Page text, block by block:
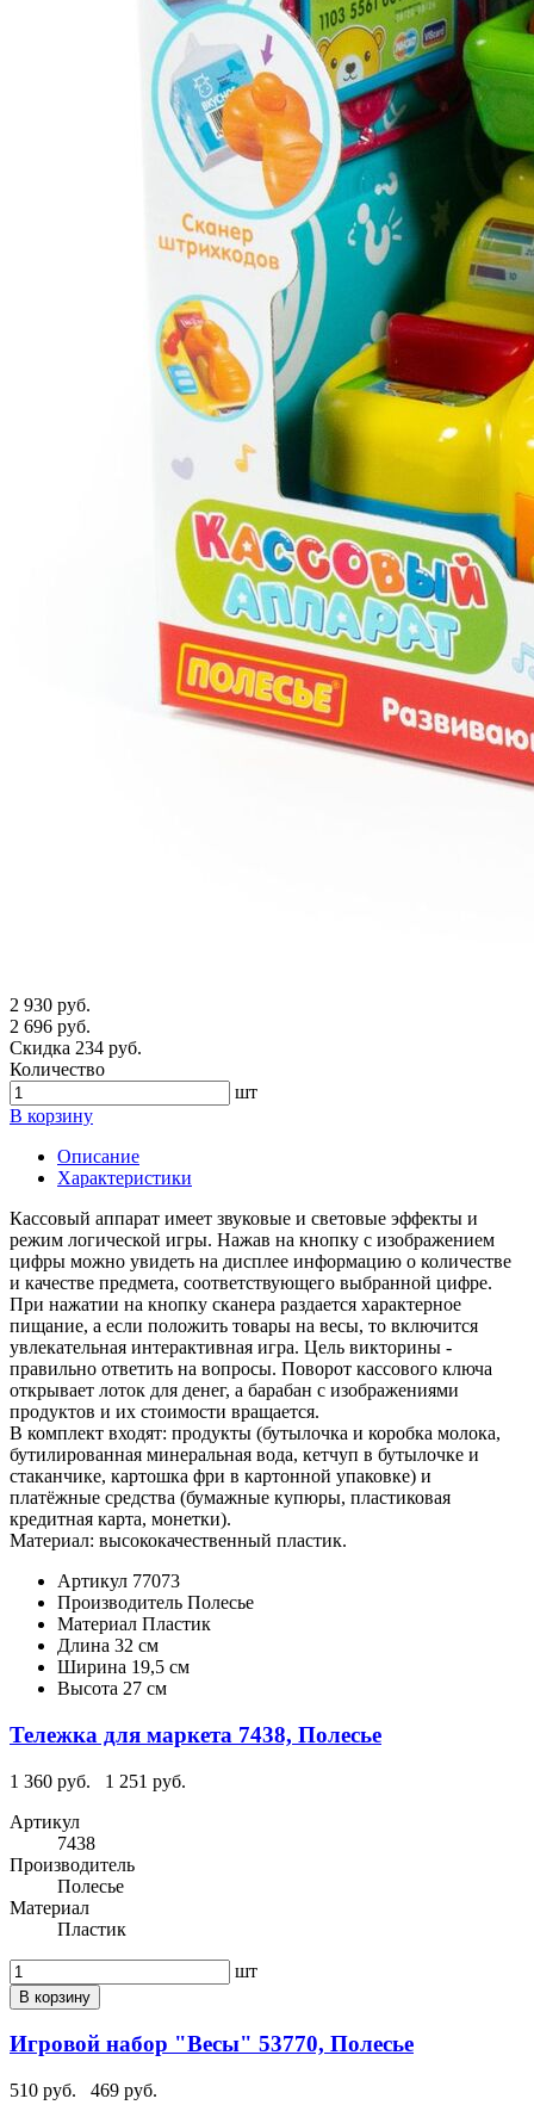
2 930 руб.
2 696 руб.
Скидка 234 руб.
Количество
шт
В корзину
Описание
Характеристики
Кассовый аппарат имеет звуковые и световые эффекты и
режим логической игры. Нажав на кнопку с изображением
цифры можно увидеть на дисплее информацию о количестве
и качестве предмета, соответствующего выбранной цифре.
При нажатии на кнопку сканера раздается характерное
пищание, а если положить товары на весы, то включится
увлекательная интерактивная игра. Цель викторины -
правильно ответить на вопросы. Поворот кассового ключа
открывает лоток для денег, а барабан с изображениями
продуктов и их стоимости вращается.
В комплект входят: продукты (бутылочка и коробка молока,
бутилированная минеральная вода, кетчуп в бутылочке и
стаканчике, картошка фри в картонной упаковке) и
платёжные средства (бумажные купюры, пластиковая
кредитная карта, монетки).
Материал: высококачественный пластик.
Артикул 77073
Производитель Полесье
Материал Пластик
Длина 32 см
Ширина 19,5 см
Высота 27 см
Тележка для маркета 7438, Полесье
1 360 руб.
1 251 руб.
Артикул
7438
Производитель
Полесье
Материал
Пластик
шт
В корзину
Игровой набор "Весы" 53770, Полесье
510 руб.
469 руб.